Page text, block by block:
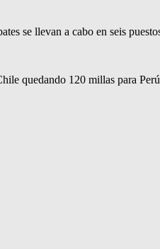
se llevan a cabo en seis
quedando 120 millas para